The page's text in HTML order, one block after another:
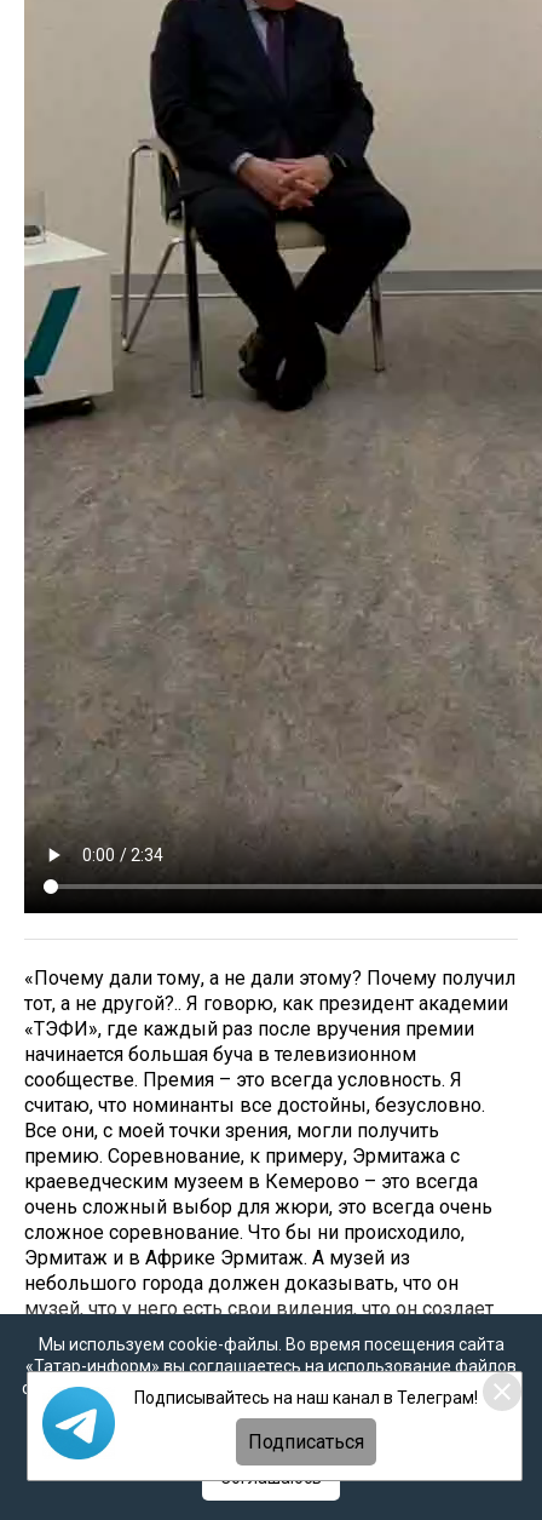
«Почему дали тому, а не дали этому? Почему получил
тот, а не другой?.. Я говорю, как президент академии
«ТЭФИ», где каждый раз после вручения премии
начинается большая буча в телевизионном
сообществе. Премия – это всегда условность. Я
считаю, что номинанты все достойны, безусловно.
Все они, с моей точки зрения, могли получить
премию. Соревнование, к примеру, Эрмитажа с
краеведческим музеем в Кемерово – это всегда
очень сложный выбор для жюри, это всегда очень
сложное соревнование. Что бы ни происходило,
Эрмитаж и в Африке Эрмитаж. А музей из
небольшого города должен доказывать, что он
музей, что у него есть свои видения, что он создает
собственную коллекцию… Так «ТЭФИ» в какой-то
момент разделилось, и теперь у нас есть
«ТЭФИ.Регион» и «ТЭФИ» федеральных каналов –
потому что разные возможности, разная логика. Так
что все прекрасно: те, кто получил премию, –
достойны, но были еще и другие достойные люди», –
поделился своим мнением об итогах премии на
Мы используем cookie-файлы. Во время посещения сайта
«Татар-информ» вы соглашаетесь на использование файлов
cookie в соответствии с настоящим уведомлением, согласием
наобработку персональных данных,Политикой о
персональных данных
Политикой конфиденциальности
Соглашаюсь
Подписывайтесь на наш канал в Телеграм!
Подписаться